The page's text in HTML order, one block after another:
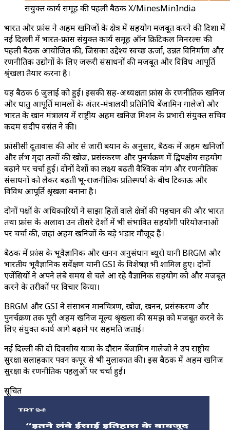
संयुक्त कार्य समूह की पहली बैठक X/MinesMinIndia
भारत और फ्रांस ने अहम खनिजों के क्षेत्र में सहयोग मजबूत करने की दिशा में
नई दिल्ली में भारत-फ्रांस संयुक्त कार्य समूह ऑन क्रिटिकल मिनरल्स की
पहली बैठक आयोजित की, जिसका उद्देश्य स्वच्छ ऊर्जा, उन्नत विनिर्माण और
रणनीतिक उद्योगों के लिए जरूरी संसाधनों की मजबूत और विविध आपूर्ति
श्रृंखला तैयार करना है।
यह बैठक 6 जुलाई को हुई। इसकी सह-अध्यक्षता फ्रांस के रणनीतिक खनिज
और धातु आपूर्ति मामलों के अंतर-मंत्रालयी प्रतिनिधि बेंजामिन गालेजो और
भारत के खान मंत्रालय में राष्ट्रीय अहम खनिज मिशन के प्रभारी संयुक्त सचिव
कदम संदीप वसंत ने की।
फ्रांसीसी दूतावास की ओर से जारी बयान के अनुसार, बैठक में अहम खनिजों
और दुर्लभ मृदा तत्वों की खोज, प्रसंस्करण और पुनर्चक्रण में द्विपक्षीय सहयोग
बढ़ाने पर चर्चा हुई। दोनों देशों का लक्ष्य बढ़ती वैश्विक मांग और रणनीतिक
संसाधनों को लेकर बढ़ती भू-राजनीतिक प्रतिस्पर्धा के बीच टिकाऊ और
विविध आपूर्ति श्रृंखला बनाना है।
दोनों पक्षों के अधिकारियों ने साझा हितों वाले क्षेत्रों की पहचान की और भारत
तथा फ्रांस के अलावा उन तीसरे देशों में भी संभावित सहयोगी परियोजनाओं
पर चर्चा की, जहां अहम खनिजों के बड़े भंडार मौजूद हैं।
बैठक में फ्रांस के भूवैज्ञानिक और खनन अनुसंधान ब्यूरो यानी BRGM और
भारतीय भूवैज्ञानिक सर्वेक्षण यानी GSI के विशेषज्ञ भी शामिल हुए। दोनों
एजेंसियों ने अपने लंबे समय से चले आ रहे वैज्ञानिक सहयोग को और मजबूत
करने के तरीकों पर विचार किया।
BRGM और GSI ने संसाधन मानचित्रण, खोज, खनन, प्रसंस्करण और
पुनर्चक्रण तक पूरी अहम खनिज मूल्य श्रृंखला की समझ को मजबूत करने के
लिए संयुक्त कार्य आगे बढ़ाने पर सहमति जताई।
नई दिल्ली की दो दिवसीय यात्रा के दौरान बेंजामिन गालेजो ने उप राष्ट्रीय
सुरक्षा सलाहकार पवन कपूर से भी मुलाकात की। इस बैठक में अहम खनिज
सुरक्षा के रणनीतिक पहलुओं पर चर्चा हुई।
सूचित